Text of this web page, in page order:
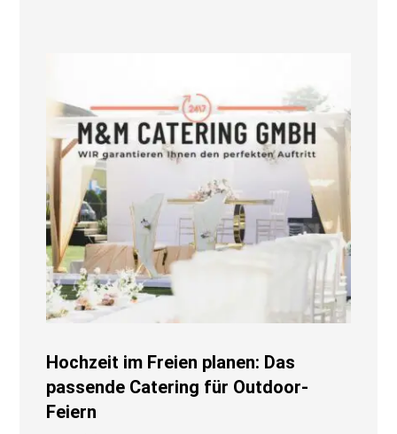
Hochzeit im Freien planen: Das
passende Catering für Outdoor-
Feiern